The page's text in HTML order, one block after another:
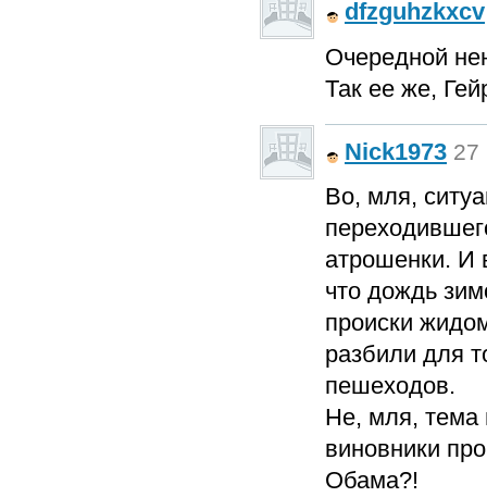
dfzguhzkxcv
Очередной
Так ее же,
Nick1973 27
Во, мля,
атрошенки. И
что дождь
происки
разбили для
пешеходов.
Не, мля, тема
виновники
Обама?!